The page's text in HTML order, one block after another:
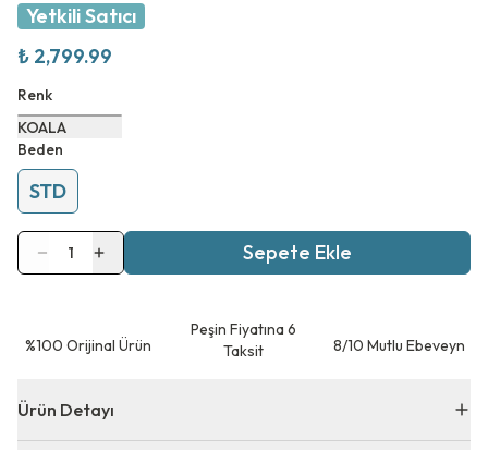
Yetkili Satıcı
₺ 2,799.99
Renk
KOALA
Beden
STD
1 Sepete Ekle
⁠%100 Orijinal Ürün
Peşin Fiyatına 6
Taksit
8/10 Mutlu Ebeveyn
Ürün Detayı